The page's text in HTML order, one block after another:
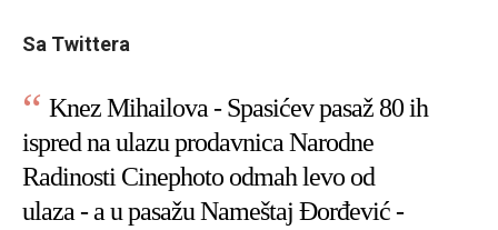
Sa Twittera
Knez Mihailova - Spasićev pasaž 80 ih
ispred na ulazu prodavnica Narodne
Radinosti Cinephoto odmah levo od
ulaza - a u pasažu Nameštaj Đorđević -